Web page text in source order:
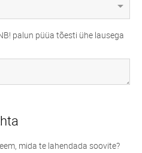
palun püüa tõesti ühe lausega
mida te lahendada soovite?